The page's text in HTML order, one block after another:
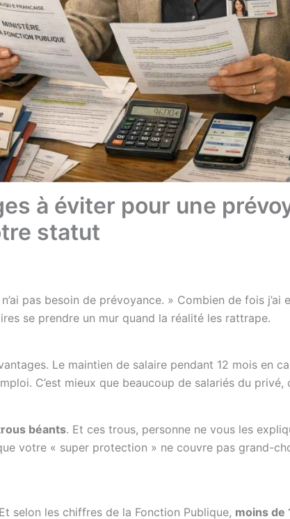
à éviter pour une
statut
pas besoin de prévoyance. » Combien de fois j’ai
se prendre un mur quand la réalité les rattrape.
Le maintien de salaire pendant 12 mois en
C’est mieux que beaucoup de salariés du privé,
béants. Et ces trous, personne ne vous les
votre « super protection » ne couvre pas grand-
selon les chiffres de la Fonction Publique, moins de